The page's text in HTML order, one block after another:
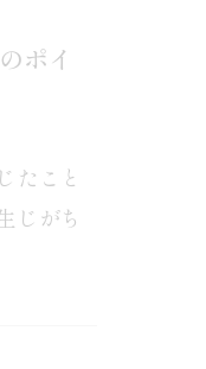
ポイ
たこと
じがち